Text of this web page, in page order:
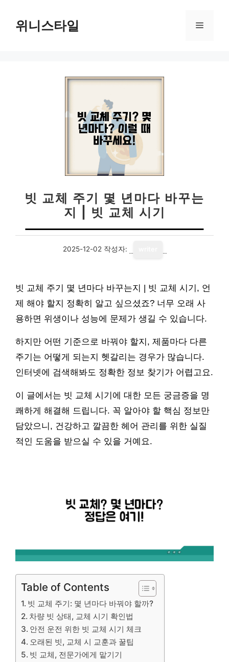
위니스타일 메
빗 교체 주기 몇 년마다 바꾸는
지 | 빗 교체 시기
2025-12-02 작성자:
빗 교체 주기 몇 년마다 바꾸는지 | 빗 교체 시기, 언
제 해야 할지 정확히 알고 싶으셨죠? 너무 오래 사
용하면 위생이나 성능에 문제가 생길 수 있습니다.
하지만 어떤 기준으로 바꿔야 할지, 제품마다 다른
주기는 어떻게 되는지 헷갈리는 경우가 많습니다.
인터넷에 검색해봐도 정확한 정보 찾기가 어렵고요.
이 글에서는 빗 교체 시기에 대한 모든 궁금증을 명
쾌하게 해결해 드립니다. 꼭 알아야 할 핵심 정보만
담았으니, 건강하고 깔끔한 헤어 관리를 위한 실질
적인 도움을 받으실 수 있을 거예요.
Table of Contents
빗 교체 주기: 몇 년마다 바꿔야 할까?
차량 빗 상태, 교체 시기 확인법
안전 운전 위한 빗 교체 시기 체크
오래된 빗, 교체 시 교훈과 꿀팁
빗 교체, 전문가에게 맡기기